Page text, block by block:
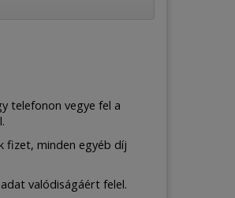
telefonon vegye fel a
fizet, minden egyéb díj
valódiságáért felel.